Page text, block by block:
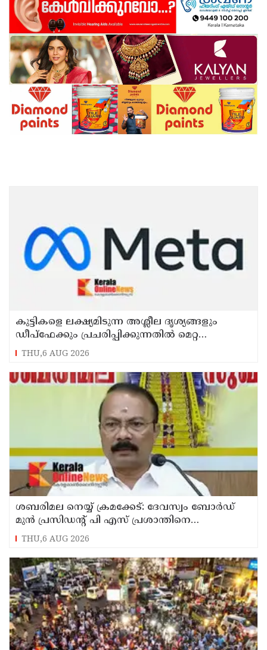
കുട്ടികളെ ലക്ഷ്യമിടുന്ന അശ്ലീല ദൃശ്യങ്ങളും
ഡീപ്ഫേക്കും പ്രചരിപ്പിക്കുന്നതില്‍ മെറ്റ
കേന്ദ്രത്തോട് മാപ്പ് പറഞ്ഞു
THU,6 AUG 2026
ശബരിമല നെയ്യ് ക്രമക്കേട്: ദേവസ്വം ബോര്‍ഡ്
മുന്‍ പ്രസിഡന്റ് പി എസ് പ്രശാന്തിനെ
പ്രതിയാക്കും: ദേവസ്വം വിജിലന്‍സ്
THU,6 AUG 2026